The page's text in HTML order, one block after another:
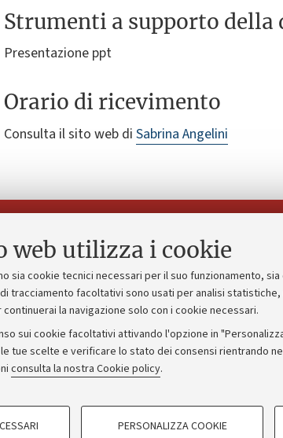
web utilizza i cookie
sia cookie tecnici necessari per il suo funzionamento,
tracciamento facoltativi sono usati per analisi
la navigazione solo con i cookie necessari.
sui cookie facoltativi attivando l'opzione in
tue scelte e verificare lo stato dei consensi rientrando
consulta la nostra Cookie policy.
- FACOLTATIVI
PERSONALIZZA COOKIE
Strumenti a supporto della
Presentazione ppt
Orario di ricevimento
Consulta il sito web di Sabrina Angelini
generale
Piano strategico
Bilanci
Donazioni e 5x1000
Merchandising - UniboStore